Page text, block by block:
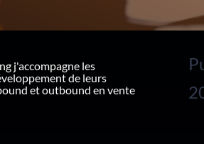
j'accompagne les
de leurs
et outbound en vente